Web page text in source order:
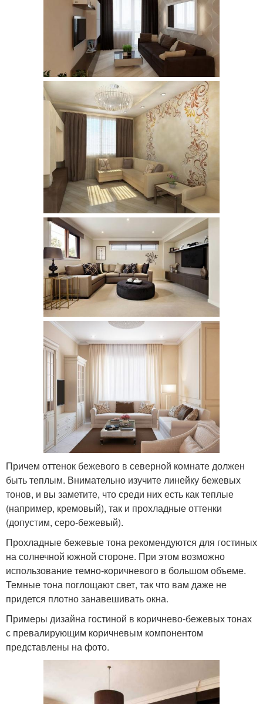
Причем оттенок бежевого в северной комнате должен
быть теплым. Внимательно изучите линейку бежевых
тонов, и вы заметите, что среди них есть как теплые
(например, кремовый), так и прохладные оттенки
(допустим, серо-бежевый).
Прохладные бежевые тона рекомендуются для гостиных
на солнечной южной стороне. При этом возможно
использование темно-коричневого в большом объеме.
Темные тона поглощают свет, так что вам даже не
придется плотно занавешивать окна.
Примеры дизайна гостиной в коричнево-бежевых тонах
с превалирующим коричневым компонентом
представлены на фото.